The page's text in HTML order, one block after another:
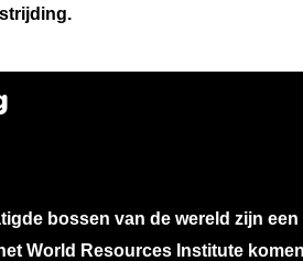
bossen van de wereld zijn een
World Resources Institute